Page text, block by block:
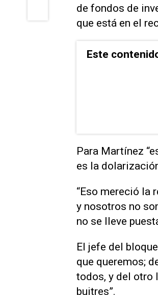
de fondos de
que está en el
Este
Para Martínez
es la
“Eso mereció la
y nosotros no
no se lleve
El jefe del
que queremos;
todos, y del otro
buitres”.